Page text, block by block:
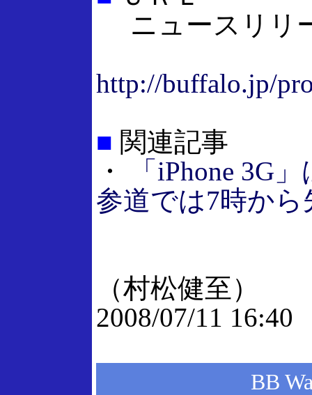
ニュースリリ
http://buffalo.jp/
■ 関連記事
・
「iPhone 3G
参道では7時から
（村松健至）
2008/07/11 16:40
BB